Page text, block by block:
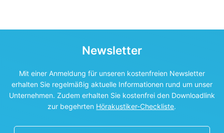
Newsletter
Mit einer Anmeldung für unseren kostenfreien Newsletter
erhalten Sie regelmäßig aktuelle Informationen rund um unser
Unternehmen. Zudem erhalten Sie kostenfrei den Downloadlink
zur begehrten Hörakustiker-Checkliste.